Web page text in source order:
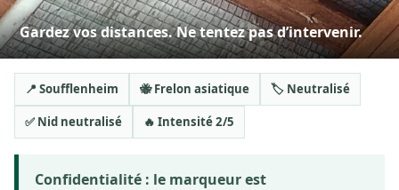
Gardez vos distances. Ne tentez pas d’intervenir.
📍 Soufflenheim 🐝 Frelon asiatique 🏷️ Neutralisé
✅ Nid neutralisé 🔥 Intensité 2/5
Confidentialité : le marqueur est